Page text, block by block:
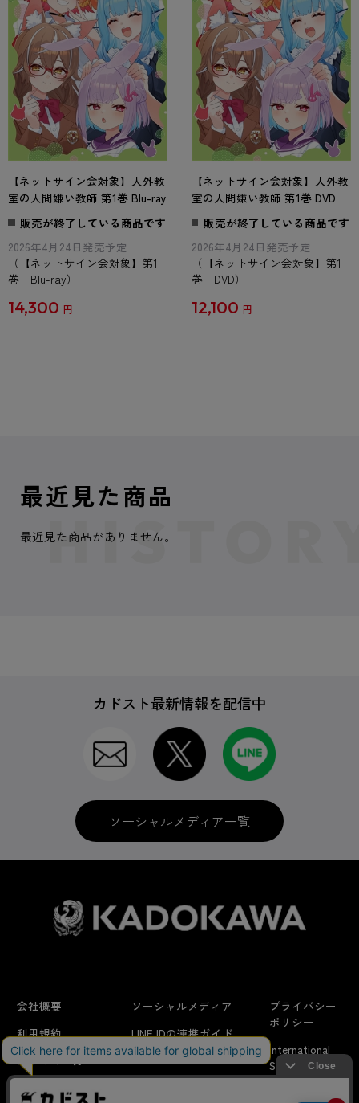
【ネットサイン会対象】人外教
室の人間嫌い教師 第1巻 Blu-ray
販売が終了している商品です
2026年4月24日発売予定
（【ネットサイン会対象】第1
巻 Blu-ray）
14,300 円
【ネットサイン会対象】人外教
室の人間嫌い教師 第1巻 DVD
販売が終了している商品です
2026年4月24日発売予定
（【ネットサイン会対象】第1
巻 DVD）
12,100 円
最近見た商品
最近見た商品がありません。
カドスト最新情報を配信中
ソーシャルメディア一覧
会社概要
利用規約
はじめての方へ
ソーシャルメディア
LINE IDの連携ガイド
FAQ
プライバシー
ポリシー
International
Shipping
当サイトでは利用体験の向上およびコンテンツの最適な提供、ト